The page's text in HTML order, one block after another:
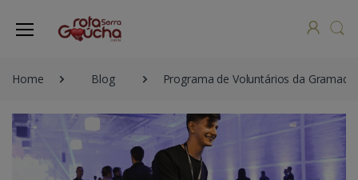
Home Blog Programa de Voluntários da